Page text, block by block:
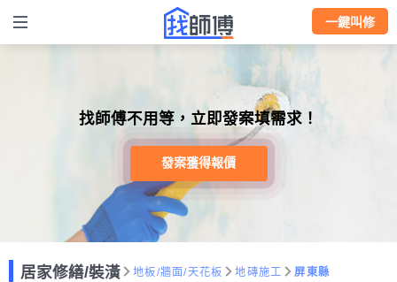
一鍵叫修
找師傅不用等，立即發案填需求！
發案獲得報價
居家修繕/裝潢 地板/牆面/天花板 地磚施工 屏東縣